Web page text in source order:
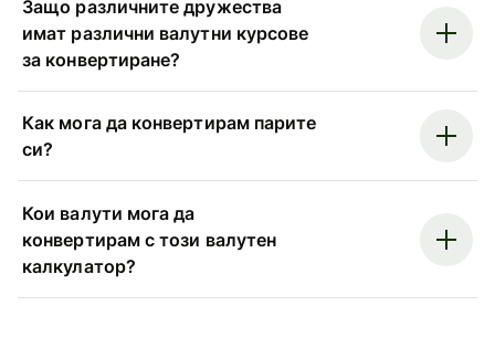
Защо различните дружества
имат различни валутни курсове
за конвертиране?
Как мога да конвертирам парите
си?
Кои валути мога да
конвертирам с този валутен
калкулатор?